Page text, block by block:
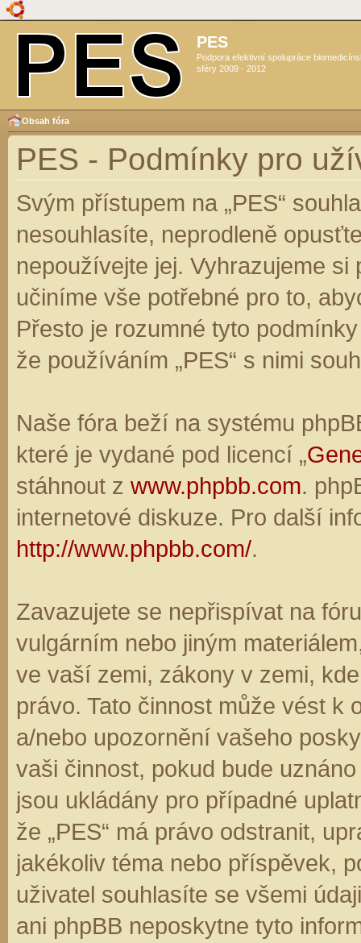
PES
Podpora efektivní spolupráce
sféry 2009 - 2012
Obsah fóra
PES - Podmínky pro
Svým přístupem na „PES“
nesouhlasíte, neprodleně
nepoužívejte jej. Vyhrazujeme
učiníme vše potřebné pro to,
Přesto je rozumné tyto
že používáním „PES“ s nimi
Naše fóra beží na systému
které je vydané pod licencí „
stáhnout z www.phpbb.com.
internetové diskuze. Pro další
http://www.phpbb.com/.
Zavazujete se nepřispívat na
vulgárním nebo jiným
ve vaší zemi, zákony v zemi,
právo. Tato činnost může vést k
a/nebo upozornění vašeho
vaši činnost, pokud bude
jsou ukládány pro případné
že „PES“ má právo odstranit,
jakékoliv téma nebo příspěvek,
uživatel souhlasíte se všemi
ani phpBB neposkytne tyto